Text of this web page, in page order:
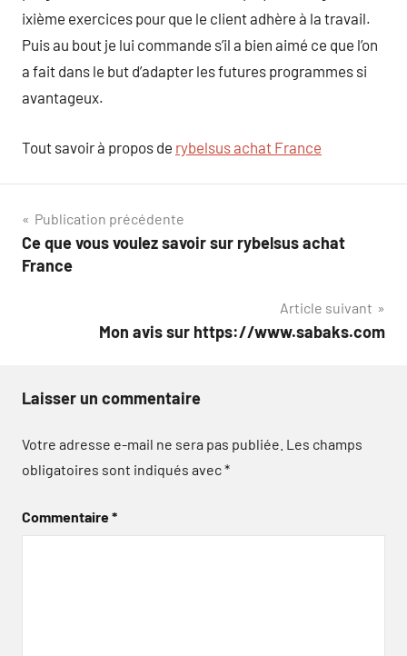
ixième exercices pour que le client adhère à la travail.
Puis au bout je lui commande s’il a bien aimé ce que l’on
a fait dans le but d’adapter les futures programmes si
avantageux.
Tout savoir à propos de rybelsus achat France
Navigation
de
Publication précédente
Ce que vous voulez savoir sur rybelsus achat
France
Article suivant
Mon avis sur https://www.sabaks.com
Laisser un commentaire
Votre adresse e-mail ne sera pas publiée. Les champs
obligatoires sont indiqués avec*
Commentaire*